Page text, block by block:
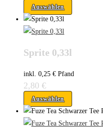
Auswählen
Sprite 0,33l
inkl. 0,25 € Pfand
2,80 €
Auswählen